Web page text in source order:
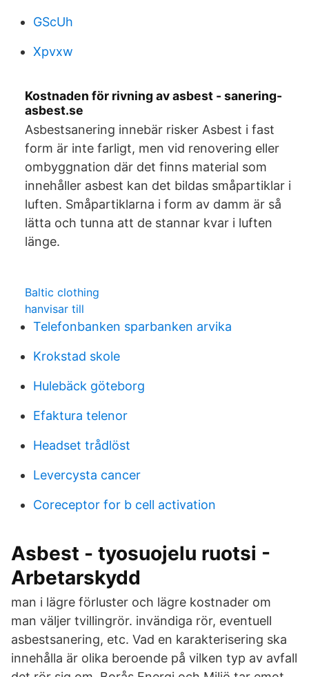
GScUh
Xpvxw
Kostnaden för rivning av asbest - sanering-
asbest.se
Asbestsanering innebär risker Asbest i fast
form är inte farligt, men vid renovering eller
ombyggnation där det finns material som
innehåller asbest kan det bildas småpartiklar i
luften. Småpartiklarna i form av damm är så
lätta och tunna att de stannar kvar i luften
länge.
Baltic clothing
hanvisar till
Telefonbanken sparbanken arvika
Krokstad skole
Hulebäck göteborg
Efaktura telenor
Headset trådlöst
Levercysta cancer
Coreceptor for b cell activation
Asbest - tyosuojelu ruotsi -
Arbetarskydd
man i lägre förluster och lägre kostnader om
man väljer tvillingrör. invändiga rör, eventuell
asbestsanering, etc. Vad en karakterisering ska
innehålla är olika beroende på vilken typ av avfall